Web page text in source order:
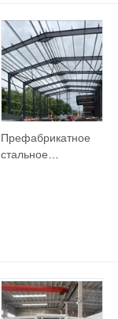
передвижной
глэмпинг,
курортный
отель,Prefab
яблочные домики,
виллы, жилое
на берегу озера
Префабрикатное
стальное